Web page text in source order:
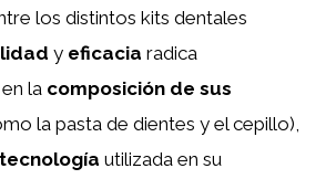
los distintos kits dentales
y eficacia radica
la composición de sus
la pasta de dientes y el cepillo),
tecnología utilizada en su